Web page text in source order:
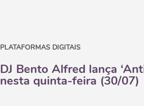
PLATAFORMAS DIGITAIS
DJ Bento Alfred lança
nesta quinta-feira (30/07)